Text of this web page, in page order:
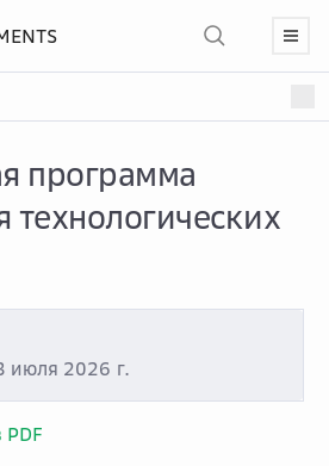
программа
технологических
июля 2026 г.